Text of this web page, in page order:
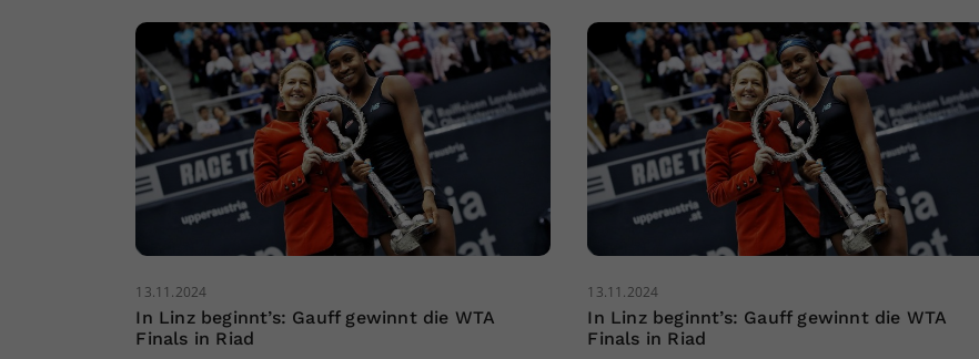
13.11.2024
In Linz beginnt’s: Gauff gewinnt die WTA
Finals in Riad
13.11.2024
In Linz beginnt’s: Gauff gewinnt die WTA
Finals in Riad